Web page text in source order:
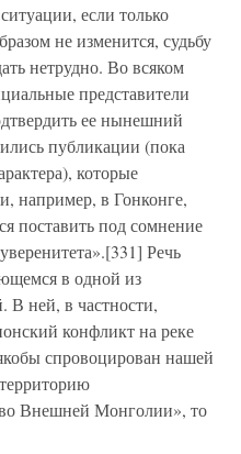
если только
не изменится, судьбу
нетрудно. Во всяком
представители
ее нынешний
публикации (пока
которые
например, в Гонконге,
поставить под сомнение
Речь
в одной из
В ней, в частности,
конфликт на реке
спровоцирован нашей
во Внешней Монголии», то